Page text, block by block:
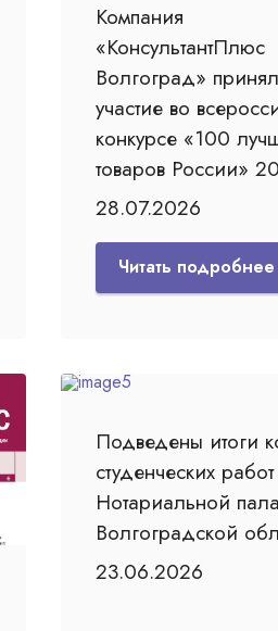
Компания
«КонсультантПлюс
Волгоград»
участие во
конкурсе «100
товаров России»
28.07.2026
Читать подробнее
Подведены итоги
студенческих
Нотариальной
Волгоградской
23.06.2026